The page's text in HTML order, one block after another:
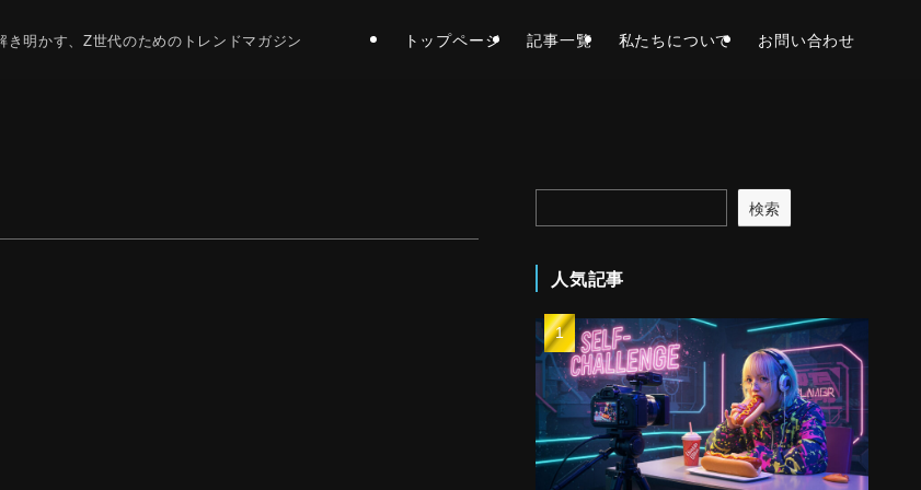
き明かす、Z世代のためのトレンドマガジン トップページ 記事一覧 私たちについて お問い合わせ
検索
人気記事